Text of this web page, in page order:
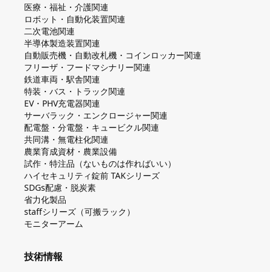
医療・福祉・介護関連
ロボット・自動化装置関連
二次電池関連
半導体製造装置関連
自動販売機・自動改札機・コインロッカー関連
フリーザ・フードマシナリー関連
鉄道車両・駅舎関連
特装・バス・トラック関連
EV・PHV充電器関連
サーバラック・エンクロージャー関連
配電盤・分電盤・キュービクル関連
共同溝・無電柱化関連
農業育成資材・農業設備
試作・特注品（ないものは作ればいい）
ハイセキュリティ錠前 TAKシリーズ
SDGs配慮・脱炭素
省力化製品
staffシリーズ（可搬ラック）
モニターアーム
技術情報